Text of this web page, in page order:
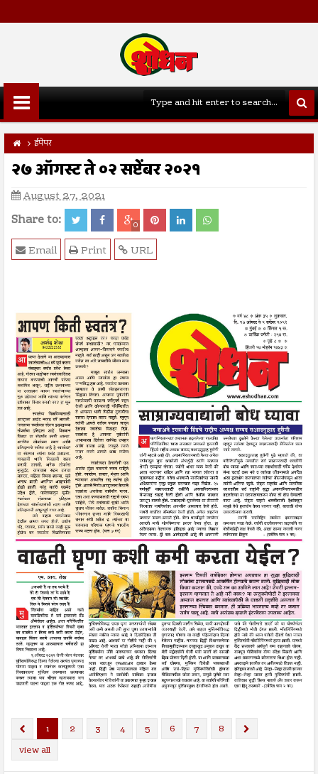
ईपेपर
२७ ऑगस्ट ते ०२ सप्टेंबर २०२१
August 27, 2021
Share to: 0
URL
Print
Email
1 2 3 4 5 6 7
8
view all